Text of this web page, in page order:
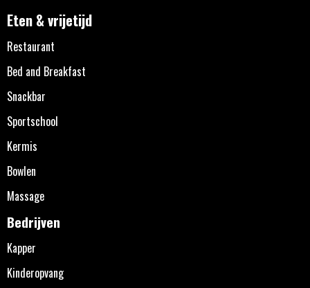
Eten & vrijetijd
Restaurant
Bed and Breakfast
Snackbar
Sportschool
Kermis
Bowlen
Massage
Bedrijven
Kapper
Kinderopvang